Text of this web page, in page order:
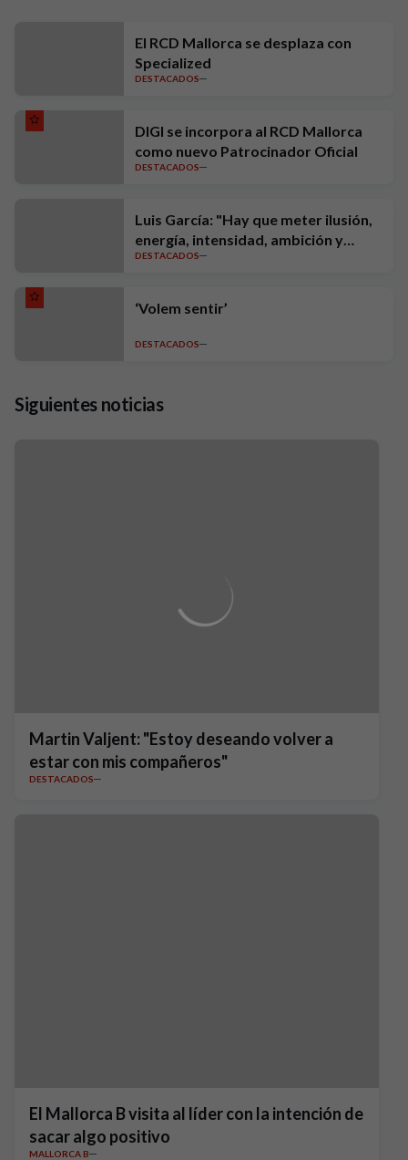
El RCD Mallorca se desplaza con
Specialized
DESTACADOS
DIGI se incorpora al RCD Mallorca
como nuevo Patrocinador Oficial
DESTACADOS
Luis García: "Hay que meter ilusión,
energía, intensidad, ambición y
exigencia"
DESTACADOS
‘Volem sentir’
DESTACADOS
Siguientes noticias
Martin Valjent: "Estoy deseando volver a
estar con mis compañeros"
DESTACADOS
El Mallorca B visita al líder con la intención de
sacar algo positivo
MALLORCA B